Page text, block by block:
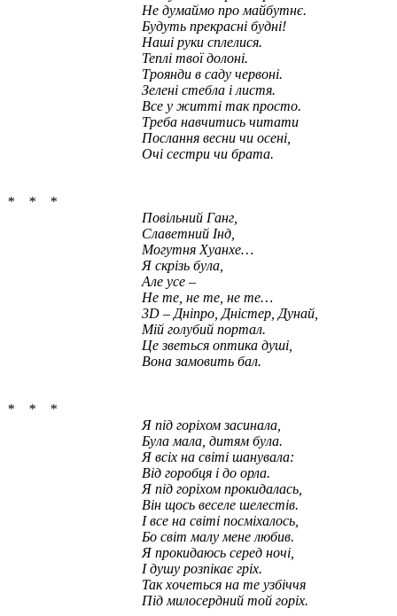
Не думаймо про майбутнє.
Будуть прекрасні будні!
Наші руки сплелися.
Теплі твої долоні.
Троянди в саду червоні.
Зелені стебла і листя.
Все у житті так просто.
Треба навчитись читати
Послання весни чи осені,
Очі сестри чи брата.
* * *
Повільний Ганг,
Славетний Інд,
Могутня Хуанхе…
Я скрізь була,
Але усе –
Не те, не те, не те…
3D – Дніпро, Дністер, Дунай,
Мій голубий портал.
Це зветься оптика душі,
Вона замовить бал.
* * *
Я під горіхом засинала,
Була мала, дитям була.
Я всіх на світі шанувала:
Від горобця і до орла.
Я під горіхом прокидалась,
Він щось веселе шелестів.
І все на світі посміхалось
Бо світ малу мене любив.
Я прокидаюсь серед ночі,
І душу розпікає гріх.
Так хочеться на те узбіччя
Під милосердний той горіх.